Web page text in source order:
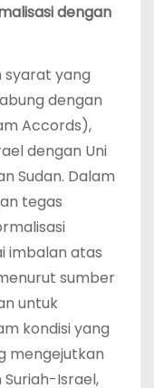
dengan
syarat yang
dengan
Accords),
dengan Uni
Sudan. Dalam
tegas
imbalan atas
sumber
untuk
kondisi yang
mengejutkan
Israel,